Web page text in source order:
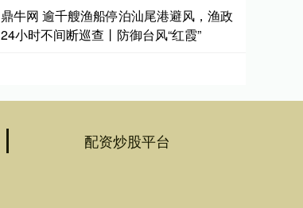
鼎牛网 逾千艘渔船停泊汕尾港避风，渔政
24小时不间断巡查丨防御台风“红霞”
配资炒股平台